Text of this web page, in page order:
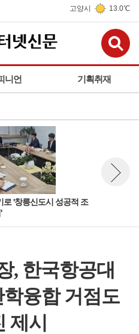
고양시 13.0℃
니언 기획취재
로 '창릉신도시 성공적 조
, 한국항공대
융합 거점도
제시